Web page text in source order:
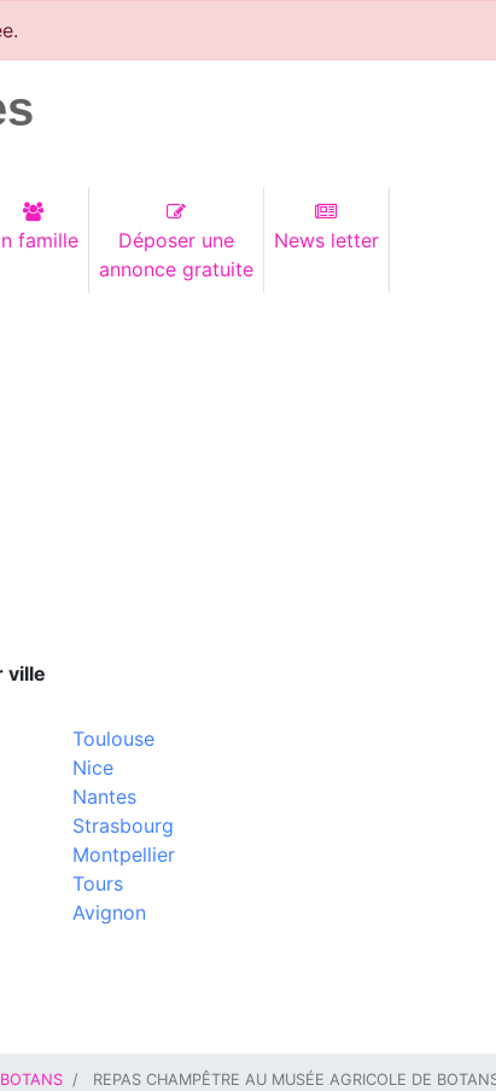
famille
Déposer une
annonce gratuite
News letter
ville
Toulouse
Nice
Nantes
Strasbourg
Montpellier
Tours
Avignon
BOTANS REPAS CHAMPÊTRE AU MUSÉE AGRICOLE DE